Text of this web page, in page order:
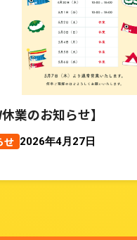
休業のお知らせ】
せ 2026年4月27日